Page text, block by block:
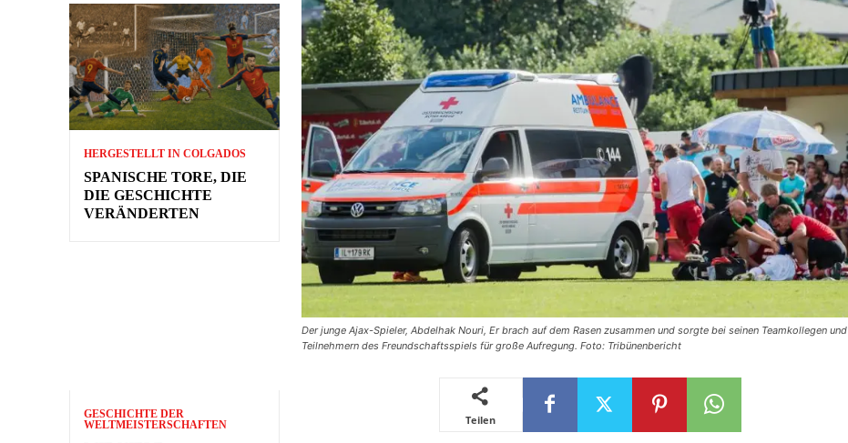
HERGESTELLT IN COLGADOS
SPANISCHE TORE, DIE
DIE GESCHICHTE
VERÄNDERTEN
GESCHICHTE DER
WELTMEISTERSCHAFTEN
Der junge Ajax-Spieler, Abdelhak Nouri, Er brach auf dem Rasen zusammen und sorgte bei seinen Teamkollegen und
Teilnehmern des Freundschaftsspiels für große Aufregung. Foto: Tribünenbericht
Teilen